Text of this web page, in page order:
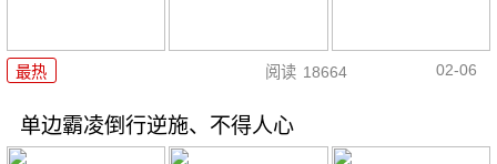
最热 阅读 18664 02-06
单边霸凌倒行逆施、不得人心